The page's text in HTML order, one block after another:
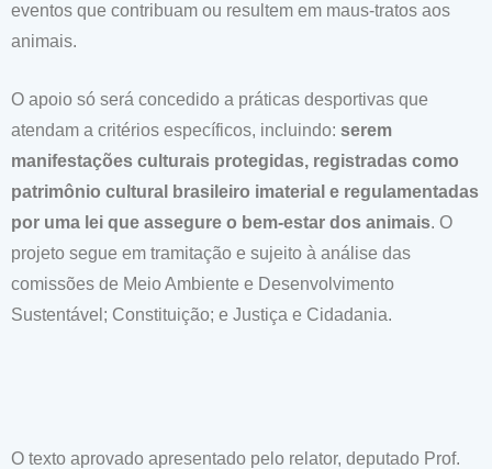
eventos que contribuam ou resultem em maus-tratos aos
animais.
O apoio só será concedido a práticas desportivas que
atendam a critérios específicos, incluindo: serem
manifestações culturais protegidas, registradas como
patrimônio cultural brasileiro imaterial e regulamentadas
por uma lei que assegure o bem-estar dos animais. O
projeto segue em tramitação e sujeito à análise das
comissões de Meio Ambiente e Desenvolvimento
Sustentável; Constituição; e Justiça e Cidadania.
O texto aprovado apresentado pelo relator, deputado Prof.